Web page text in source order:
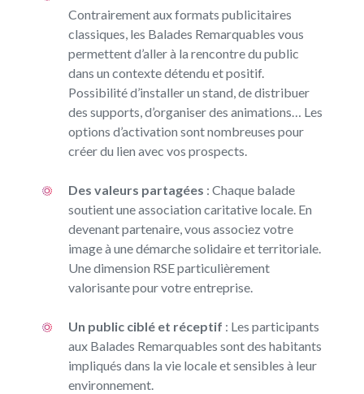
Contrairement aux formats publicitaires
classiques, les Balades Remarquables vous
permettent d’aller à la rencontre du public
dans un contexte détendu et positif.
Possibilité d’installer un stand, de distribuer
des supports, d’organiser des animations… Les
options d’activation sont nombreuses pour
créer du lien avec vos prospects.
Des valeurs partagées : Chaque balade
soutient une association caritative locale. En
devenant partenaire, vous associez votre
image à une démarche solidaire et territoriale.
Une dimension RSE particulièrement
valorisante pour votre entreprise.
Un public ciblé et réceptif : Les participants
aux Balades Remarquables sont des habitants
impliqués dans la vie locale et sensibles à leur
environnement.